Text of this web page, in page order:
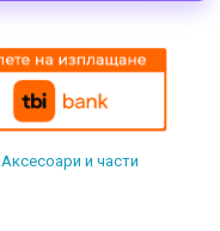
Аксесоари и части